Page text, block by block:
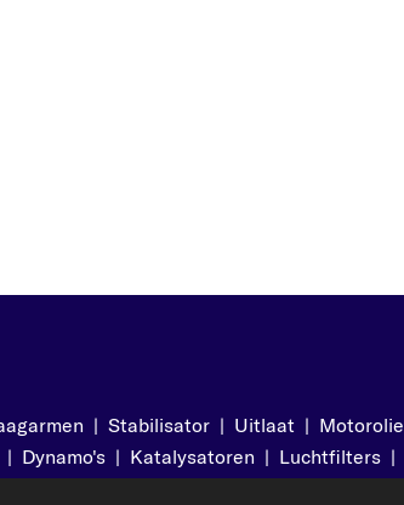
| Stabilisator | Uitlaat | Motorolie
| Dynamo's | Katalysatoren | Luchtfilters |